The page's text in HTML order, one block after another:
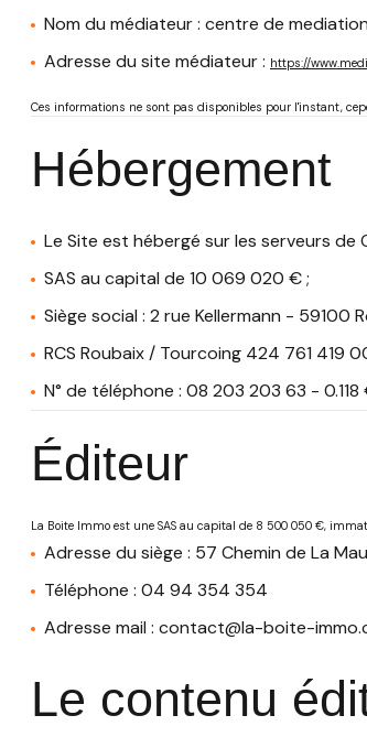
Nom du médiateur : centre de
Adresse du site médiateur : https://
Ces informations ne sont pas disponibles pour l'instant,
Hébergement
Le Site est hébergé sur les serveurs de
SAS au capital de 10 069 020 € ;
Siège social : 2 rue Kellermann - 59100
RCS Roubaix / Tourcoing 424 761 419
N° de téléphone : 08 203 203 63 - 0.118
Éditeur
La Boite Immo est une SAS au capital de 8 500 050 €,
Adresse du siège : 57 Chemin de La
Téléphone : 04 94 354 354
Adresse mail : contact@la-boite-
Le contenu